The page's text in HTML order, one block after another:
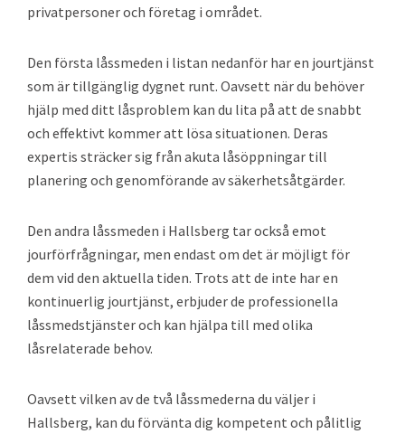
privatpersoner och företag i området.
Den första låssmeden i listan nedanför har en jourtjänst
som är tillgänglig dygnet runt. Oavsett när du behöver
hjälp med ditt låsproblem kan du lita på att de snabbt
och effektivt kommer att lösa situationen. Deras
expertis sträcker sig från akuta låsöppningar till
planering och genomförande av säkerhetsåtgärder.
Den andra låssmeden i Hallsberg tar också emot
jourförfrågningar, men endast om det är möjligt för
dem vid den aktuella tiden. Trots att de inte har en
kontinuerlig jourtjänst, erbjuder de professionella
låssmedstjänster och kan hjälpa till med olika
låsrelaterade behov.
Oavsett vilken av de två låssmederna du väljer i
Hallsberg, kan du förvänta dig kompetent och pålitlig